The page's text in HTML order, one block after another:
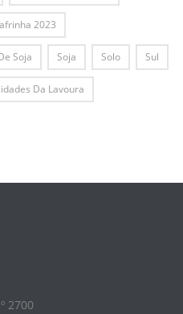
2023
Soja Soja Solo Sul
Da Lavoura
2700